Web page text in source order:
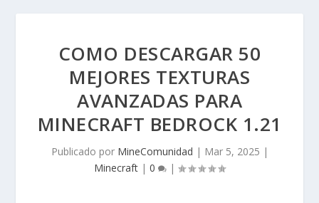
COMO DESCARGAR 50
MEJORES TEXTURAS
AVANZADAS PARA
MINECRAFT BEDROCK 1.21
Publicado por MineComunidad | Mar 5, 2025 |
Minecraft | 0 |